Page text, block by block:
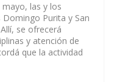
las y los
Purita y San
se ofrecerá
y atención de
que la actividad